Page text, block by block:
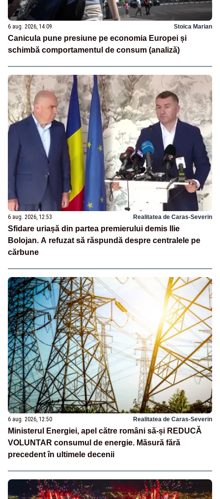
6 aug. 2026, 14:09 Stoica Marian
Canicula pune presiune pe economia Europei și
schimbă comportamentul de consum (analiză)
6 aug. 2026, 12:53 Realitatea de Caras-Severin
Sfidare uriașă din partea premierului demis Ilie
Bolojan. A refuzat să răspundă despre centralele pe
cărbune
6 aug. 2026, 12:50 Realitatea de Caras-Severin
Ministerul Energiei, apel către români să-și REDUCĂ
VOLUNTAR consumul de energie. Măsură fără
precedent în ultimele decenii